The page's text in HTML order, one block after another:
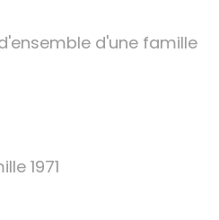
d'une famille
1971